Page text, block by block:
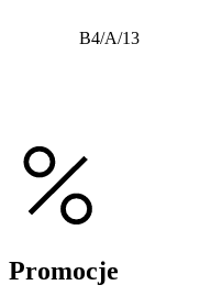
B4/A/13
Promocje